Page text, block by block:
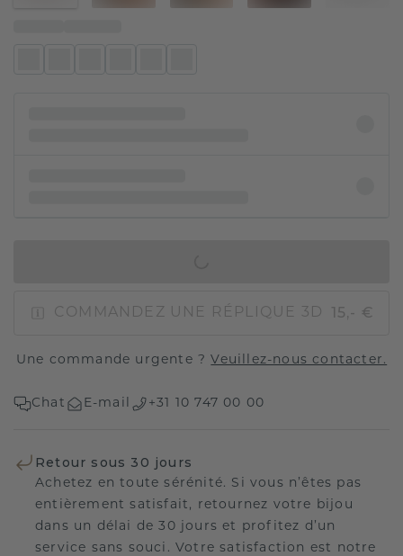
COMMANDEZ UNE RÉPLIQUE 3D 15,- €
Une commande urgente ?Veuillez-nous contacter.
Chat E-mail +31 10 747 00 00
Retour sous 30 jours
Achetez en toute sérénité. Si vous n’êtes pas
entièrement satisfait, retournez votre bijou
dans un délai de 30 jours et profitez d’un
service sans souci. Votre satisfaction est notre